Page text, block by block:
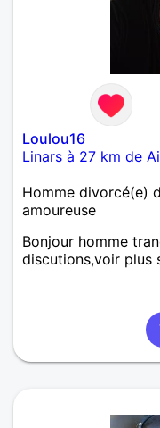
Loulou16
Linars à 27 km de
Homme divorcé(e)
amoureuse
Bonjour homme
discutions,voir plus